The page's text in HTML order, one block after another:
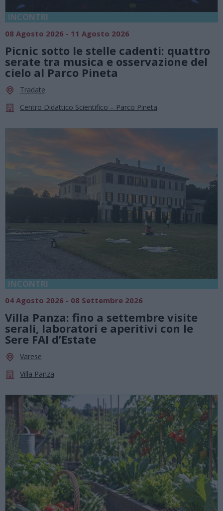
INCONTRI
08 Agosto 2026 - 11 Agosto 2026
Picnic sotto le stelle cadenti: quattro
serate tra musica e osservazione del
cielo al Parco Pineta
Tradate
Centro Didattico Scientifico – Parco Pineta
INCONTRI
04 Agosto 2026 - 08 Settembre 2026
Villa Panza: fino a settembre visite
serali, laboratori e aperitivi con le
Sere FAI d’Estate
Varese
Villa Panza